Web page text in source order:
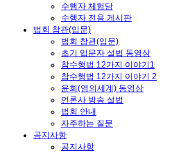
수행자 체험담
수행자 전용 게시판
법회 참관(입문)
법회 참관(입문)
초기 입문자 설법 동영상
참수행법 12가지 이야기1
참수행법 12가지 이야기 2
윤회(영의세계) 동영상
언론사 방송 설법
법회 안내
자주하는 질문
공지사항
공지사항